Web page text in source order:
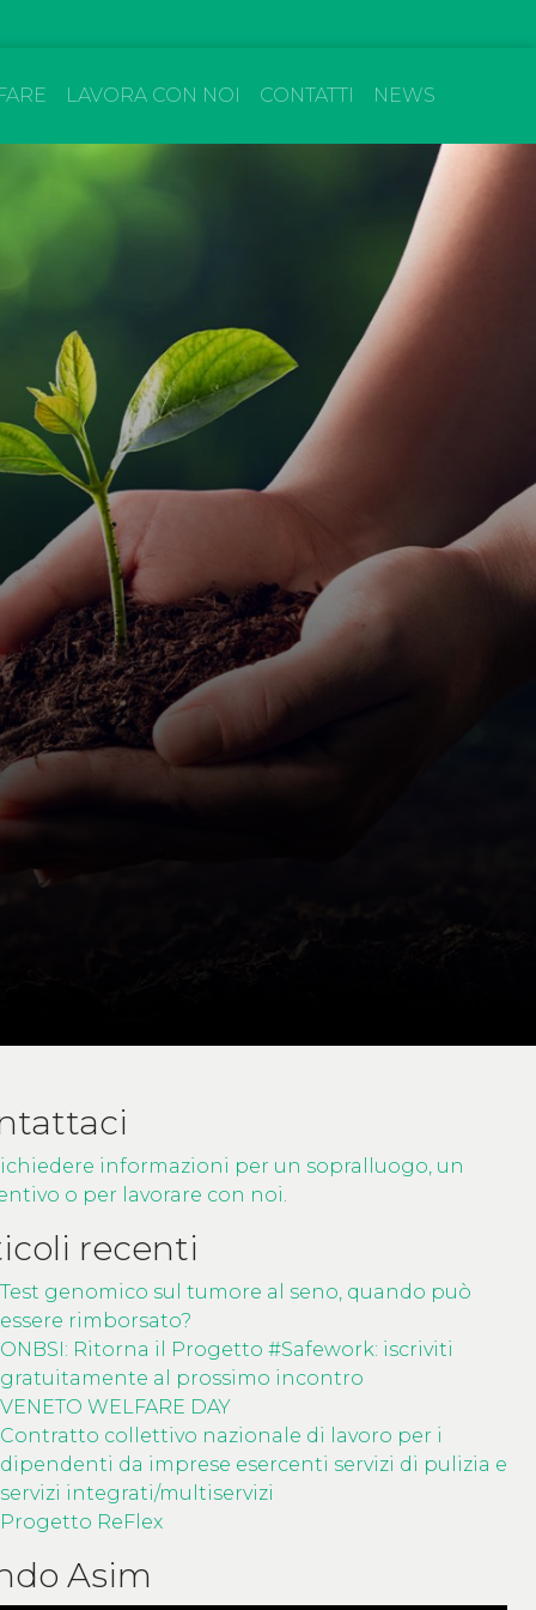
LAVORA CON NOI CONTATTI NEWS
informazioni per un sopralluogo, un
o per lavorare con noi.
recenti
Test genomico sul tumore al seno, quando può
essere rimborsato?
ONBSI: Ritorna il Progetto #Safework: iscriviti
gratuitamente al prossimo incontro
VENETO WELFARE DAY
Contratto collettivo nazionale di lavoro per i
dipendenti da imprese esercenti servizi di pulizia e
servizi integrati/multiservizi
Progetto ReFlex
Asim